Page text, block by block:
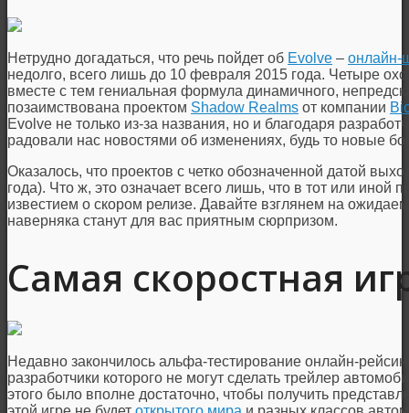
Нетрудно догадаться, что речь пойдет об Evolve – онлайн-
недолго, всего лишь до 10 февраля 2015 года. Четыре
вместе с тем гениальная формула динамичного,
позаимствована проектом Shadow Realms от компании
Evolve не только из-за названия, но и благодаря
радовали нас новостями об изменениях, будь то новые
Оказалось, что проектов с четко обозначенной датой
года). Что ж, это означает всего лишь, что в тот или
известием о скором релизе. Давайте взглянем на
наверняка станут для вас приятным сюрпризом.
Самая скоростная
Недавно закончилось альфа-тестирование онлайн-
разработчики которого не могут сделать трейлер
этого было вполне достаточно, чтобы получить